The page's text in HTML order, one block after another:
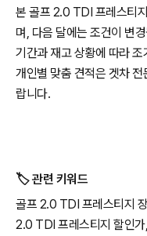
본 골프 2.0 TDI 프레스티
며, 다음 달에는 조건이 변
기간과 재고 상황에 따라
개인별 맞춤 견적은 겟차
랍니다.
🏷️ 관련 키워드
골프 2.0 TDI 프레스티지
2.0 TDI 프레스티지 할인